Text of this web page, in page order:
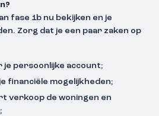
fase 1b nu bekijken en je
Zorg dat je een paar zaken op
persoonlijke account;
financiële mogelijkheden;
verkoop de woningen en